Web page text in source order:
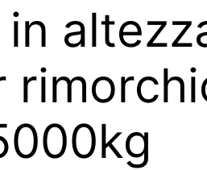
ad
aria
5000kg